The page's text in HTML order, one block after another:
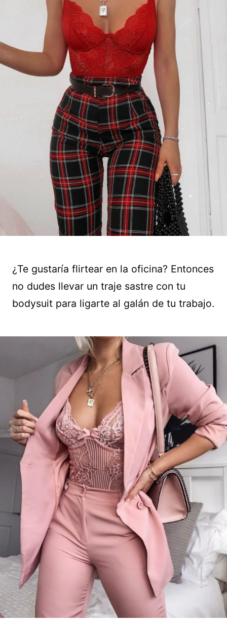
¿Te gustaría flirtear en la oficina? Entonces
no dudes llevar un traje sastre con tu
bodysuit para ligarte al galán de tu trabajo.